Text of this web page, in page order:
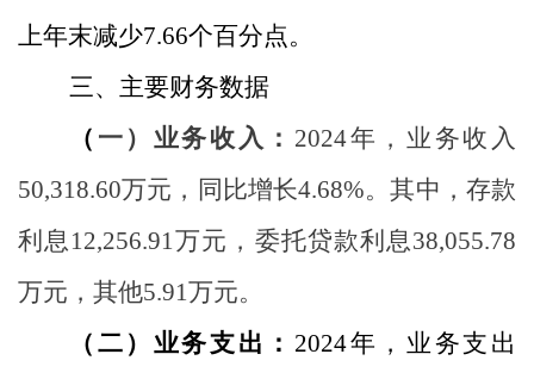
上年末减少7.66个百分点。
三、主要财务数据
（ 一）业务收入： 2024年，业务收入
50,318.60万元，同比增长4.68%。其中，存款
利息12,256.91万元，委托贷款利息38,055.78
万元，其他5.91万元。
（二）业务支出： 2024年，业务支出